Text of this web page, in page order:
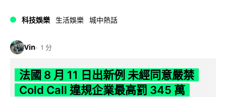
科技娛樂 生活娛樂 城中熱話
Vin 1 分
法國 8 月 11 日出新例 未經同意嚴禁
Cold Call 違規企業最高罰 345 萬